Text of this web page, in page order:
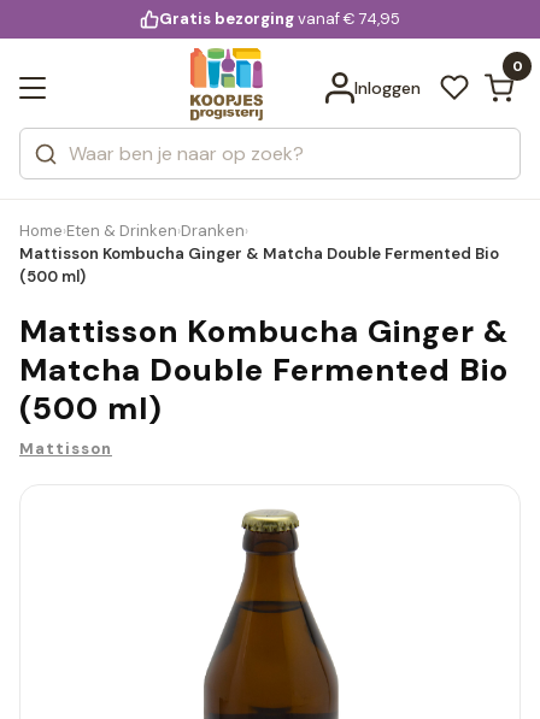
voor 20:00 uur besteld
Gratis bezorgingvanaf € 74,95
Inloggen
0
Zoeken
Categorieën
Merken
Bekijk alle resultaten
Home›Eten & Drinken›Dranken›
Mattisson Kombucha Ginger & Matcha Double Fermented Bio
(500 ml)
Mattisson Kombucha Ginger &
Matcha Double Fermented Bio
(500 ml)
Mattisson